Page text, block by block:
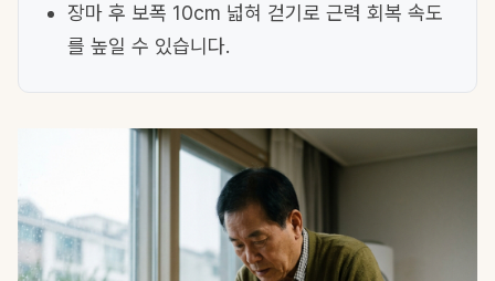
장마 후 보폭 10cm 넓혀 걷기로 근력 회복 속도
를 높일 수 있습니다.